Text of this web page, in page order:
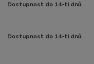
Dostupnost do 14-ti dnů
Dostupnost do 14-ti dnů